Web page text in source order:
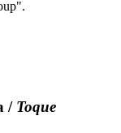
/ Toque